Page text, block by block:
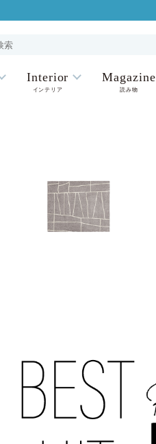
Interior
インテリア
Magazine
読み物